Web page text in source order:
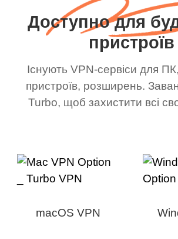
Доступно для
пристроїв
Існують VPN-сервіси для
пристроїв, розширень.
Turbo, щоб захистити всі
macOS VPN